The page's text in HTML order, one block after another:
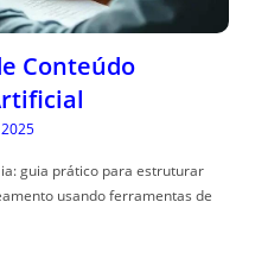
Conteúdo
guia prático para estruturar
usando ferramentas de